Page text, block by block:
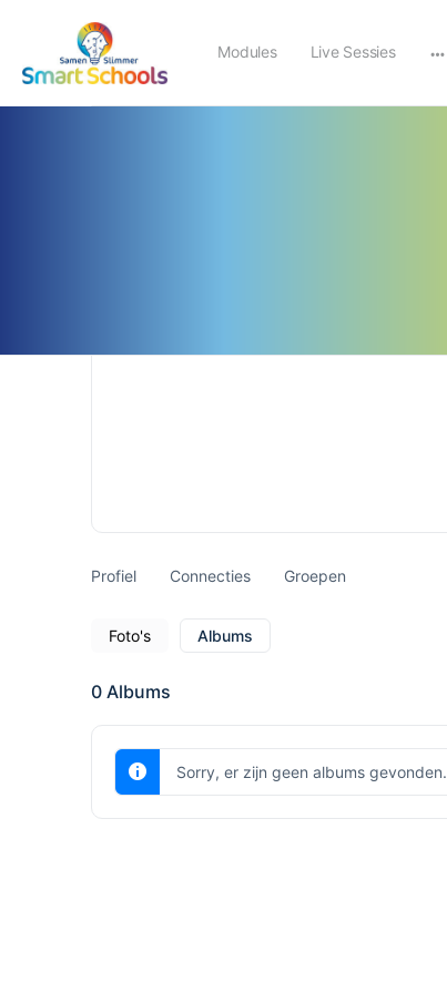
Modules Live Sessies
Profiel Connecties Groepen
Foto's Albums
0 Albums
Sorry, er zijn geen albums gevonden.